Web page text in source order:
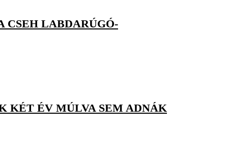
LABDARÚGÓ-
KÉT ÉV MÚLVA SEM ADNÁK